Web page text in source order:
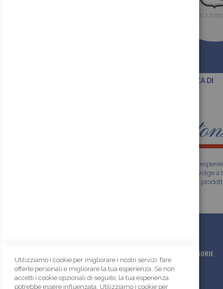
SCEGLI LA QUALITA' E L'ESPERIENZA DI
Siamo una realtà che vanta oltre trent'anni di
nel settore della moda. Il nostro shop online si rivolge a
gli specialisti del mondo fashion che cercano
Azienda
Contatti
PRINCIPALI CATEGORIE
Bottoni
Accessori
Utilizziamo i cookie per migliorare i nostri servizi, fare
offerte personali e migliorare la tua esperienza. Se non
accetti i cookie opzionali di seguito, la tua esperienza
potrebbe essere influenzata. Utilizziamo i cookie per